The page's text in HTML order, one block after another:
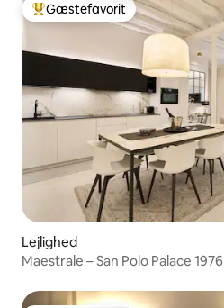
Bedste gæstefavorit
Gæstefavorit
Lejlighed
Maestrale – San Polo Palace 1976